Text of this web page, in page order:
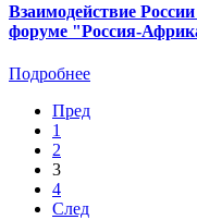
Взаимодействие
форуме "Россия-
Подробнее
Пред
1
2
3
4
След